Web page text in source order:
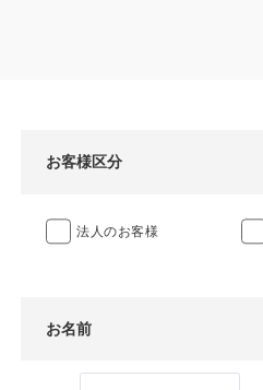
危険物保管庫
お客様区分
法人のお客様
お名前